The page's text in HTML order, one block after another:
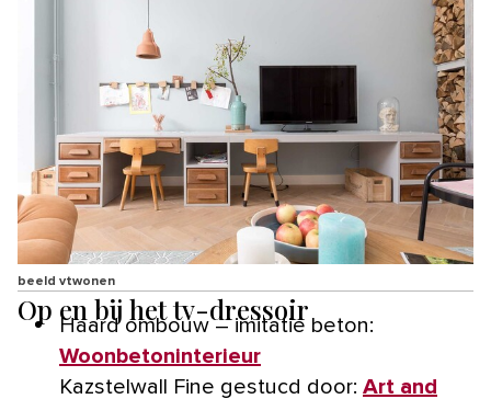
beeld vtwonen
Op en bij het tv-dressoir
Haard ombouw – imitatie beton:
Woonbetoninterieur
Kazstelwall Fine gestucd door: Art and